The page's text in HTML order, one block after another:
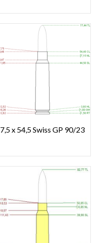
7,5 x 54,5 Swiss GP 90/23